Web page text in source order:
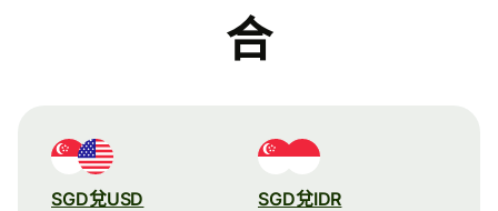
合
SGD兌USD SGD兌IDR